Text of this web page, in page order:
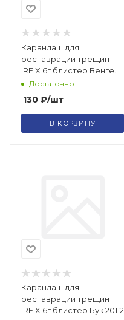
Карандаш для
реставрации трещин
IRFIX 6г блистер Венге
20117Достаточно
130 ₽/шт
В КОРЗИНУ
Карандаш для
реставрации трещин
IRFIX 6г блистер Бук 20112